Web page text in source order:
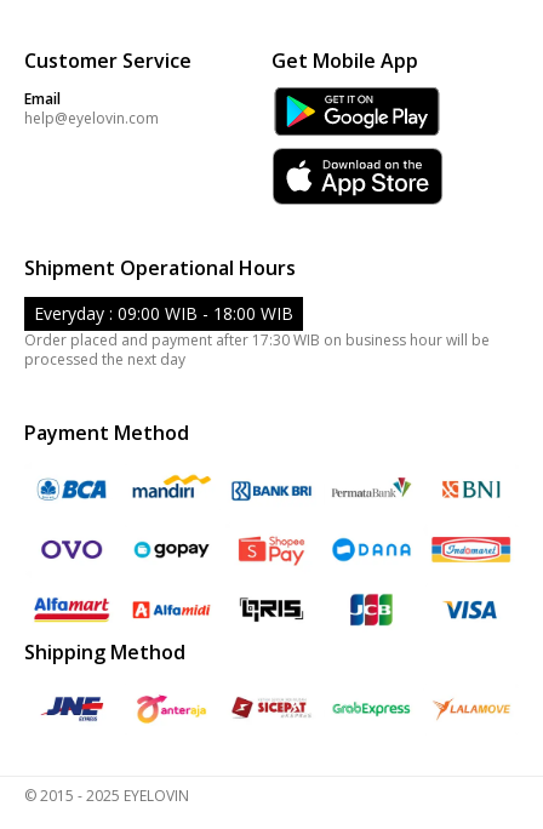
Customer Service
Email
help@eyelovin.com
Get Mobile App
Shipment Operational Hours
Everyday : 09:00 WIB - 18:00 WIB
Order placed and payment after 17:30 WIB on business hour will be
processed the next day
Payment Method
Shipping Method
© 2015 - 2025 EYELOVIN